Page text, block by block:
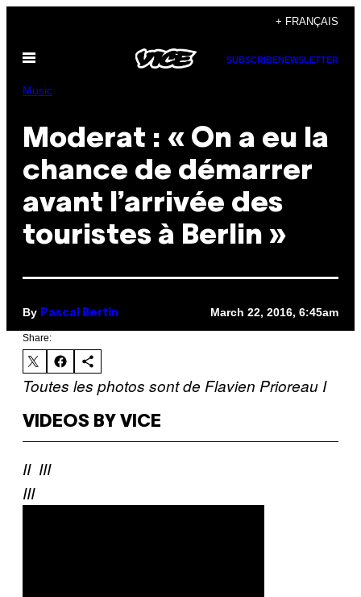
content
+ FRANÇAIS
Open
SUBSCRIBENEWSLETTER
Music
Moderat : « On a eu la
chance de démarrer
avant l’arrivée des
touristes à Berlin »
By Pascal Bertin March 22, 2016, 6:45am
Share:
Toutes les photos sont de Flavien Prioreau I
VIDEOS BY VICE
II III
III